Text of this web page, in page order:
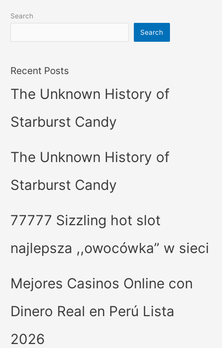
Search
Search
Recent Posts
The Unknown History of
Starburst Candy
The Unknown History of
Starburst Candy
77777 Sizzling hot slot
najlepsza ,,owocówka” w sieci
Mejores Casinos Online con
Dinero Real en Perú Lista
2026